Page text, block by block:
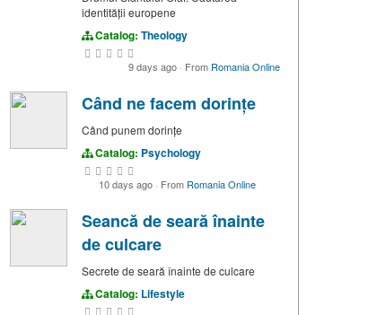
identității europene
Catalog: Theology
9 days ago · From Romania Online
Când ne facem dorințe
Când punem dorințe
Catalog: Psychology
10 days ago · From Romania Online
Seancă de seară înainte
de culcare
Secrete de seară înainte de culcare
Catalog: Lifestyle